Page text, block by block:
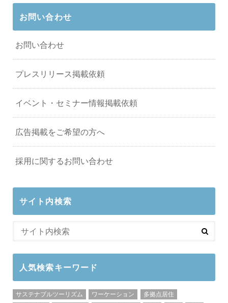
お問い合わせ
お問い合わせ
プレスリリース掲載依頼
イベント・セミナー情報掲載依頼
広告掲載をご希望の方へ
採用に関するお問い合わせ
サイト内検索
人気検索キーワード
サステナブルツーリズム ワーケーション
多拠点居住